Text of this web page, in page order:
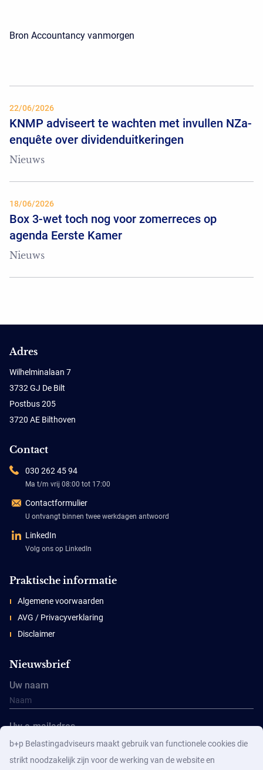
Bron Accountancy vanmorgen
22/06/2026
KNMP adviseert te wachten met invullen NZa-
enquête over dividenduitkeringen
Nieuws
18/06/2026
Box 3-wet toch nog voor zomerreces op
agenda Eerste Kamer
Nieuws
Adres
Wilhelminalaan 7
3732 GJ De Bilt
Postbus 205
3720 AE Bilthoven
Contact
030 262 45 94
Ma t/m vrij 08:00 tot 17:00
Contactformulier
U ontvangt binnen twee werkdagen antwoord
LinkedIn
Volg ons op LinkedIn
Praktische informatie
Algemene voorwaarden
AVG / Privacyverklaring
Disclaimer
Nieuwsbrief
Uw naam
Uw e-mailadres
b+p Belastingadviseurs maakt gebruik van functionele cookies die
strikt noodzakelijk zijn voor de werking van de website en